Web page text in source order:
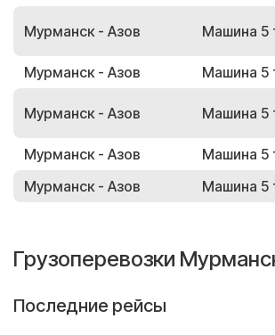
Мурманск - Азов Машина 5
Мурманск - Азов Машина 5
Мурманск - Азов Машина 5
Мурманск - Азов Машина 5
Мурманск - Азов
Машина 5
Грузоперевозки
Последние рейсы